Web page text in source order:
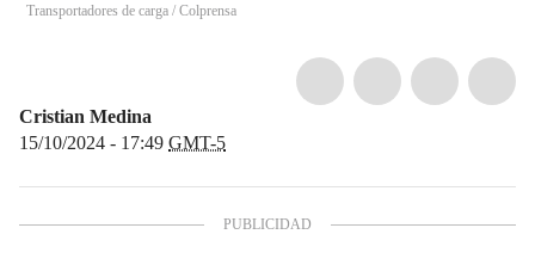
Transportadores de carga / Colprensa
Cristian Medina
15/10/2024 - 17:49 GMT-5